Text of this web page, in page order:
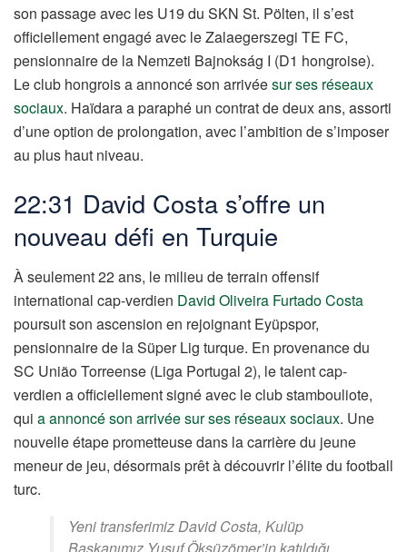
son passage avec les U19 du SKN St. Pölten, il s’est
officiellement engagé avec le Zalaegerszegi TE FC,
pensionnaire de la Nemzeti Bajnokság I (D1 hongroise).
Le club hongrois a annoncé son arrivéesur ses réseaux
sociaux. Haïdara a paraphé un contrat de deux ans, assorti
d’une option de prolongation, avec l’ambition de s’imposer
au plus haut niveau.
22:31 David Costa s’offre un
nouveau défi en Turquie
À seulement 22 ans, le milieu de terrain offensif
international cap-verdien David Oliveira Furtado Costa
poursuit son ascension en rejoignant Eyüpspor,
pensionnaire de la Süper Lig turque. En provenance du
SC União Torreense (Liga Portugal 2), le talent cap-
verdien a officiellement signé avec le club stambouliote,
qui a annoncé son arrivée sur ses réseaux sociaux. Une
nouvelle étape prometteuse dans la carrière du jeune
meneur de jeu, désormais prêt à découvrir l’élite du football
turc.
Yeni transferimiz David Costa, Kulüp
Başkanımız Yusuf Öksüzömer’in katıldığı